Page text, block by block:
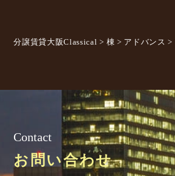
分譲賃貸大阪Classical > 棟 > アドバンス >
Contact
お問い合わせ